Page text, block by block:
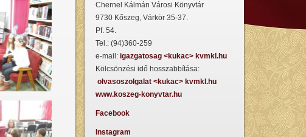
Chernel Kálmán Városi Könyvtár
9730 Kőszeg, Várkör 35-37.
Pf. 54.
Tel.: (94)360-259
e-mail: igazgatosag <kukac> kvmkl.hu
Kölcsönzési idő hosszabbítása:
olvasoszolgalat <kukac> kvmkl.hu
www.koszeg-konyvtar.hu
Facebook
Instagram